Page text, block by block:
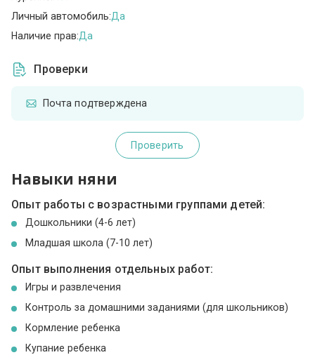
Личный автомобиль:Да
Наличие прав:Да
Проверки
Почта подтверждена
Проверить
Навыки няни
Опыт работы с возрастными группами детей:
Дошкольники (4-6 лет)
Младшая школа (7-10 лет)
Опыт выполнения отдельных работ:
Игры и развлечения
Контроль за домашними заданиями (для школьников)
Кормление ребенка
Купание ребенка